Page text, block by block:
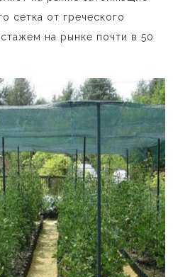
сетка от греческого
на рынке почти в 50